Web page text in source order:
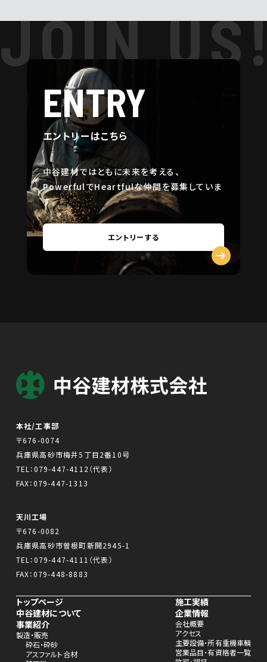
JOIN
ENTRY
エントリーはこちら
中谷建材ではともに未来を考える、
PowerfulでHeartfulな仲間を募集していま
す。
エントリーする
本社/工事部
〒676-0074
兵庫県高砂市梅井5丁目2番10号
TEL：079-447-4112 （代表）
FAX：079-447-1313
天川工場
〒676-0082
兵庫県高砂市曽根町新開2945-1
TEL：079-447-4111 （代表）
FAX：079-448-8883
トップページ
中谷建材について
事業紹介
製造・販売
砕石・砕砂
アスファルト合材
施工実績
企業情報
会社概要
アクセス
主要設備・所有重機車輌
営業品目・有資格者一覧